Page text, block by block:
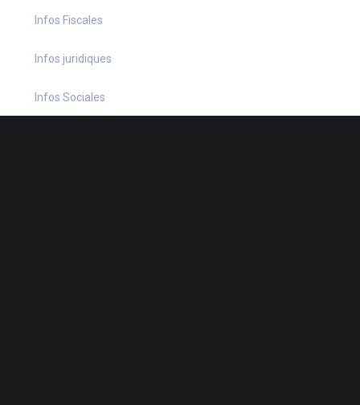
Infos Fiscales
Infos juridiques
Infos Sociales